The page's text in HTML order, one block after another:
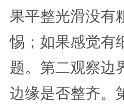
果平整光滑没有
惕；如果感觉有
题。第二观察边
边缘是否整齐。